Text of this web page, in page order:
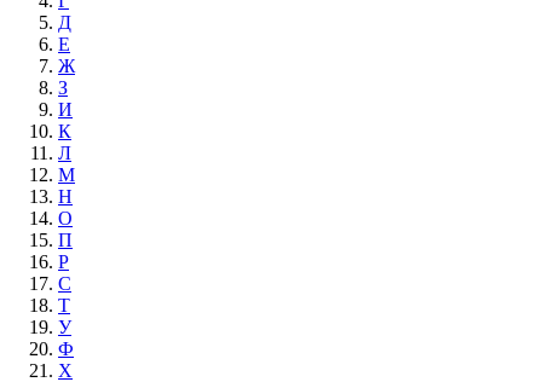
Д
Е
Ж
З
И
К
Л
М
Н
О
П
Р
С
Т
У
Ф
Х